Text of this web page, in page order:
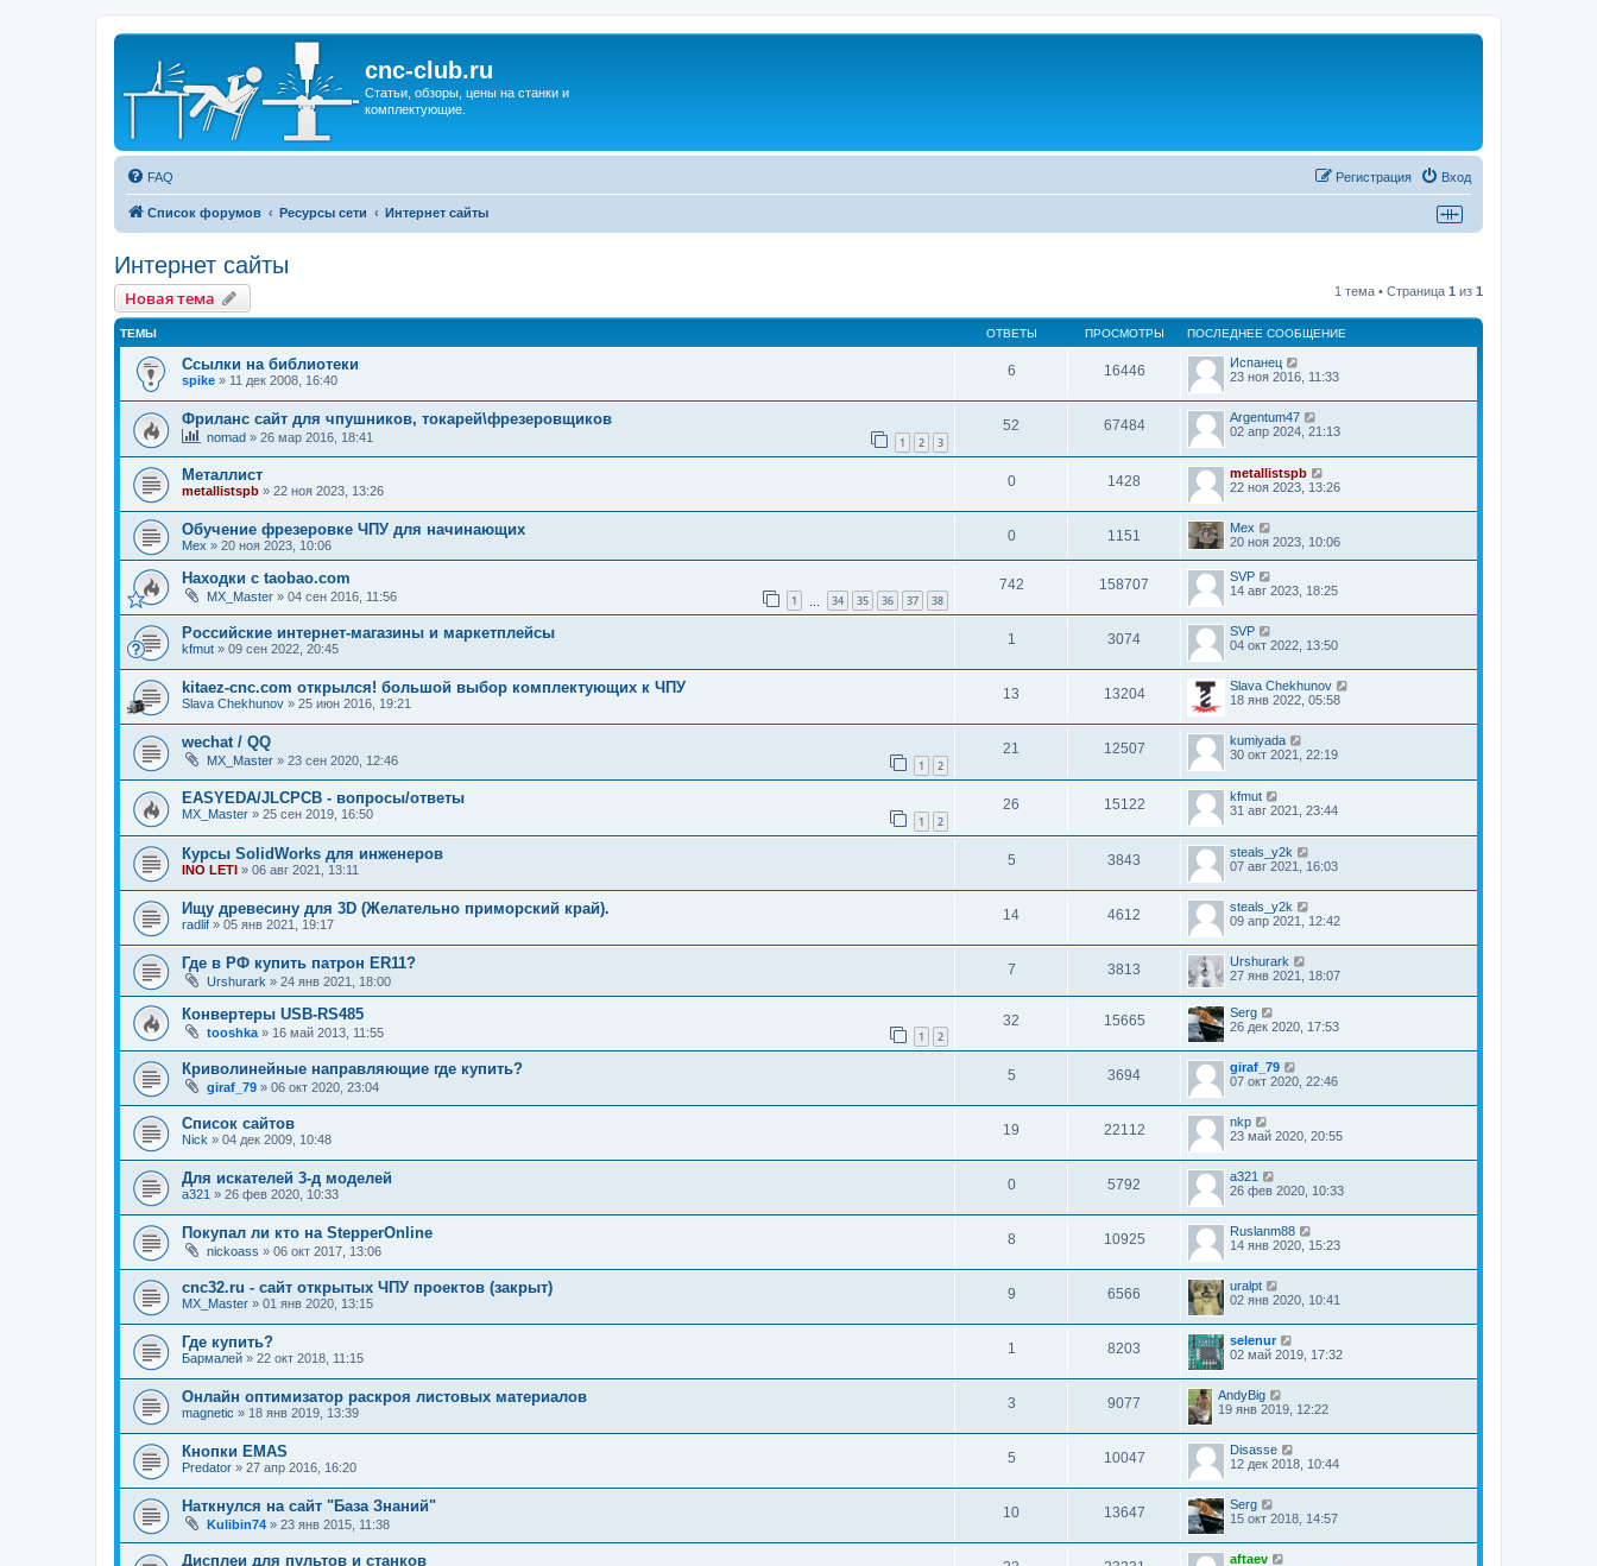
cnc-club.ru
Статьи, обзоры, цены на станки и
комплектующие.
FAQ Вход
Регистрация
Список форумов Ресурсы сети Интернет сайты
Интернет сайты
Новая тема 1 тема • Страница 1 из 1
ТЕМЫ ОТВЕТЫ ПРОСМОТРЫ ПОСЛЕДНЕЕ СООБЩЕНИЕ
Ссылки на библиотеки
spike » 11 дек 2008, 16:40
6 16446
Испанец
23 ноя 2016, 11:33
Фриланс сайт для чпушников, токарей\фрезеровщиков
nomad » 26 мар 2016, 18:41 1 2 3
52 67484
Argentum47
02 апр 2024, 21:13
Металлист
metallistspb » 22 ноя 2023, 13:26
0 1428
metallistspb
22 ноя 2023, 13:26
Обучение фрезеровке ЧПУ для начинающих
Mex » 20 ноя 2023, 10:06
0 1151
Mex
20 ноя 2023, 10:06
Находки c taobao.com
MX_Master » 04 сен 2016, 11:56 1 34 35 36 37 38
742 158707
SVP
14 авг 2023, 18:25
Российские интернет-магазины и маркетплейсы
kfmut » 09 сен 2022, 20:45
1 3074
SVP
04 окт 2022, 13:50
kitaez-cnc.com открылся! большой выбор комплектующих к ЧПУ
Slava Chekhunov » 25 июн 2016, 19:21
13 13204
Slava Chekhunov
18 янв 2022, 05:58
wechat / QQ
MX_Master » 23 сен 2020, 12:46 1 2
21 12507
kumiyada
30 окт 2021, 22:19
EASYEDA/JLCPCB - вопросы/ответы
MX_Master » 25 сен 2019, 16:50 1 2
26 15122
kfmut
31 авг 2021, 23:44
Курсы SolidWorks для инженеров
INO LETI » 06 авг 2021, 13:11
5 3843
steals_y2k
07 авг 2021, 16:03
Ищу древесину для 3D (Желательно приморский край).
radlif » 05 янв 2021, 19:17
14 4612
steals_y2k
09 апр 2021, 12:42
Где в РФ купить патрон ER11?
Urshurark » 24 янв 2021, 18:00
7 3813
Urshurark
27 янв 2021, 18:07
Конвертеры USB-RS485
tooshka » 16 май 2013, 11:55 1 2
32 15665
Serg
26 дек 2020, 17:53
Криволинейные направляющие где купить?
giraf_79 » 06 окт 2020, 23:04
5 3694
giraf_79
07 окт 2020, 22:46
Список сайтов
Nick » 04 дек 2009, 10:48
19 22112
nkp
23 май 2020, 20:55
Для искателей 3-д моделей
a321 » 26 фев 2020, 10:33
0 5792
a321
26 фев 2020, 10:33
Покупал ли кто на StepperOnline
nickoass » 06 окт 2017, 13:06
8 10925
Ruslanm88
14 янв 2020, 15:23
cnc32.ru - сайт открытых ЧПУ проектов (закрыт)
MX_Master » 01 янв 2020, 13:15
9 6566
uralpt
02 янв 2020, 10:41
Где купить?
Бармалей » 22 окт 2018, 11:15
1 8203
selenur
02 май 2019, 17:32
Онлайн оптимизатор раскроя листовых материалов
magnetic » 18 янв 2019, 13:39
3 9077
AndyBig
19 янв 2019, 12:22
Кнопки EMAS
Predator » 27 апр 2016, 16:20
5 10047
Disasse
12 дек 2018, 10:44
Наткнулся на сайт "База Знаний"
Kulibin74 » 23 янв 2015, 11:38
10 13647
Serg
15 окт 2018, 14:57
Дисплеи для пультов и станков
aftaev